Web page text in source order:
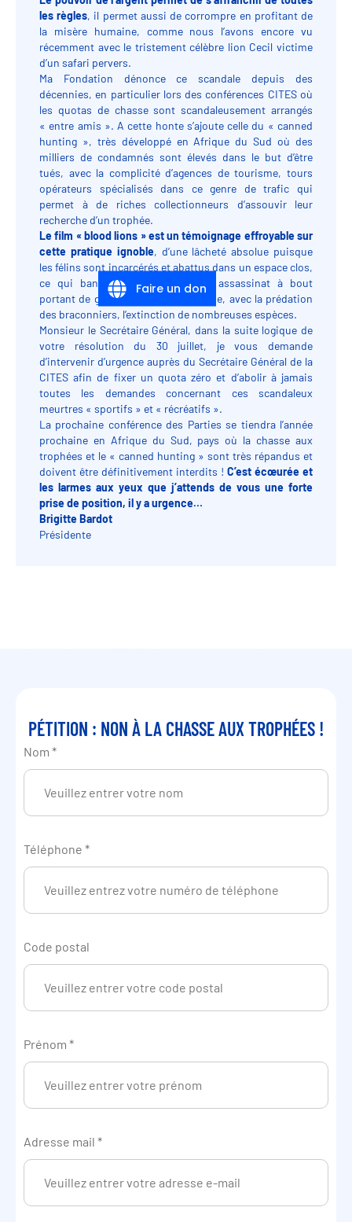
les règles, il permet aussi de corrompre en profitant de
la misère humaine, comme nous l’avons encore vu
récemment avec le tristement célèbre lion Cecil victime
d’un safari pervers.
Ma Fondation dénonce ce scandale depuis des
décennies, en particulier lors des conférences CITES où
les quotas de chasse sont scandaleusement arrangés
« entre amis ». A cette honte s’ajoute celle du « canned
hunting », très développé en Afrique du Sud où des
milliers de condamnés sont élevés dans le but d’être
tués, avec la complicité d’agences de tourisme, tours
opérateurs spécialisés dans ce genre de trafic qui
permet à de riches collectionneurs d’assouvir leur
recherche d’un trophée.
Le film « blood lions » est un témoignage effroyable sur
cette pratique ignoble, d’une lâcheté absolue puisque
les félins sont incarcérés et abattus dans un espace clos,
ce qui banalise et normalise un assassinat à bout
portant de grands fauves et accentue, avec la prédation
des braconniers, l’extinction de nombreuses espèces.
Monsieur le Secrétaire Général, dans la suite logique de
votre résolution du 30 juillet, je vous demande
d’intervenir d’urgence auprès du Secrétaire Général de la
CITES afin de fixer un quota zéro et d’abolir à jamais
toutes les demandes concernant ces scandaleux
meurtres « sportifs » et « récréatifs ».
La prochaine conférence des Parties se tiendra l’année
prochaine en Afrique du Sud, pays où la chasse aux
trophées et le « canned hunting » sont très répandus et
doivent être définitivement interdits ! C’est écœurée et
les larmes aux yeux que j’attends de vous une forte
prise de position, il y a urgence…
Brigitte Bardot
Présidente
PÉTITION : NON À LA CHASSE AUX TROPHÉES !
Nom *
Téléphone *
Code postal
Prénom *
Adresse mail *
Faire un don